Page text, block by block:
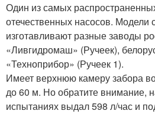
Один из самых
отечественных насосов. Модели
изготавливают разные заводы
«Ливгидромаш» (Ручеек),
«Техноприбор» (Ручеек 1).
Имеет верхнюю камеру забора
до 60 м. Но обратите внимание,
испытаниях выдал 598 л/час и